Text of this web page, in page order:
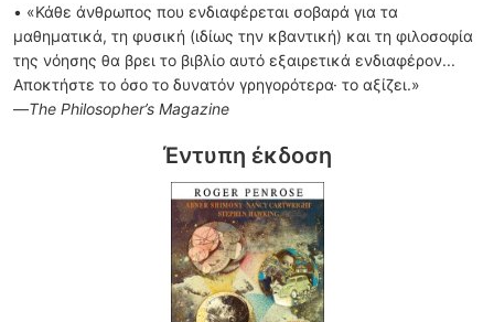
• «Κάθε άνθρωπος που ενδιαφέρεται σοβαρά για τα
μαθηματικά, τη φυσική (ιδίως την κβαντική) και τη φιλοσοφία
της νόησης θα βρει το βιβλίο αυτό εξαιρετικά ενδιαφέρον...
Αποκτήστε το όσο το δυνατόν γρηγορότερα· το αξίζει.»
—The Philosopher’s Magazine
Έντυπη έκδοση